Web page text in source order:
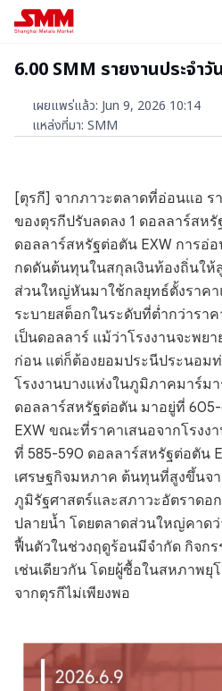
6.00 SMM รายงานประจำวั
เผยแพร่แล้ว: Jun 9, 2026 10:14
แหล่งที่มา: SMM
[ตุรกี] จากภาวะตลาดที่อ่อนแอ ร
ของตุรกีปรับลดลง 1 ดอลลาร์สห
ดอลลาร์สหรัฐต่อตัน EXW การอ่
กดดันต้นทุนในสกุลเงินท้องถิ่นให้
ส่วนใหญ่หันมาใช้กลยุทธ์ตั้งราคา
ระบายสต็อกในระดับที่ต่ำกว่ารา
เป็นดอลลาร์ แม้ว่าโรงงานจะพย
ก่อน แต่ก็ต้องยอมประนีประนอม
โรงงานบางแห่งในภูมิภาคมาร์ม
ดอลลาร์สหรัฐต่อตัน มาอยู่ที่
EXW ขณะที่ราคาเสนอจากโรงง
ที่ 585-590 ดอลลาร์สหรัฐต่อตัน
เศรษฐกิจมหภาค ต้นทุนที่สูงขึ้นจ
ภูมิรัฐศาสตร์และสภาวะอัตราดอ
ปลายน้ำ โดยตลาดส่วนใหญ่คาด
ฟื้นตัวในช่วงฤดูร้อนมีจำกัด กิจกร
เช่นเดียวกัน โดยผู้ซื้อในสหภาพ
จากตุรกีไม่เพียงพอ